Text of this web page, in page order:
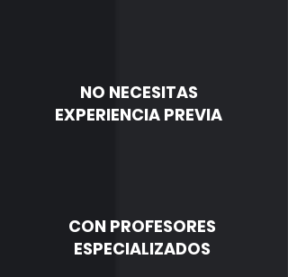
NO NECESITAS
EXPERIENCIA PREVIA
CON PROFESORES
ESPECIALIZADOS